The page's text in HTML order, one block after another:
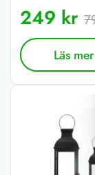
249 kr
Läs mer